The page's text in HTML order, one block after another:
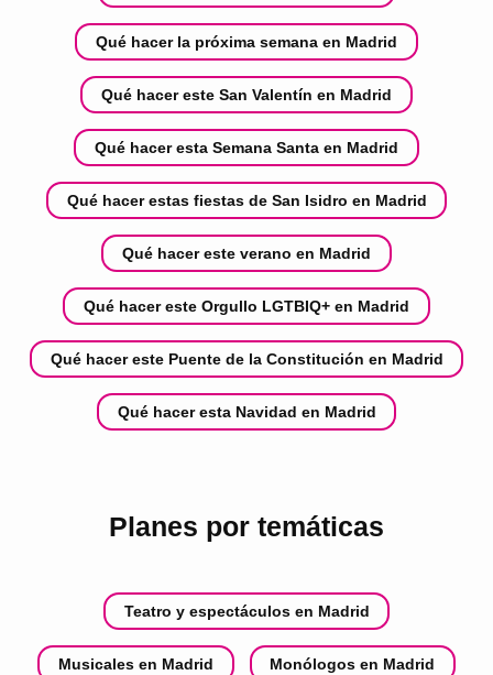
Qué hacer la próxima semana en Madrid
Qué hacer este San Valentín en Madrid
Qué hacer esta Semana Santa en Madrid
Qué hacer estas fiestas de San Isidro en Madrid
Qué hacer este verano en Madrid
Qué hacer este Orgullo LGTBIQ+ en Madrid
Qué hacer este Puente de la Constitución en Madrid
Qué hacer esta Navidad en Madrid
Planes por temáticas
Teatro y espectáculos en Madrid
Musicales en Madrid Monólogos en Madrid